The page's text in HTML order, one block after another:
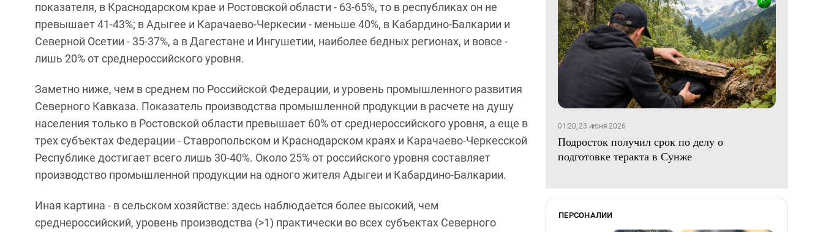
показателя, в Краснодарском крае и Ростовской области - 63-65%, то в республиках он не
превышает 41-43%; в Адыгее и Карачаево-Черкесии - меньше 40%, в Кабардино-Балкарии и
Северной Осетии - 35-37%, а в Дагестане и Ингушетии, наиболее бедных регионах, и вовсе -
лишь 20% от среднероссийского уровня.
Заметно ниже, чем в среднем по Российской Федерации, и уровень промышленного развития
Северного Кавказа. Показатель производства промышленной продукции в расчете на душу
населения только в Ростовской области превышает 60% от среднероссийского уровня, а еще в
трех субъектах Федерации - Ставропольском и Краснодарском краях и Карачаево-Черкесской
Республике достигает всего лишь 30-40%. Около 25% от российского уровня составляет
производство промышленной продукции на одного жителя Адыгеи и Кабардино-Балкарии.
Иная картина - в сельском хозяйстве: здесь наблюдается более высокий, чем
среднероссийский, уровень производства (>1) практически во всех субъектах Северного
01:20, 23 июня 2026
Подросток получил срок по делу о
подготовке теракта в Сунже
ПЕРСОНАЛИИ